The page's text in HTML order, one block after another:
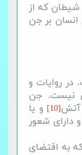
شیطان که از
انسان بر جن
در روایات و
نیست. جن
آتش[10]
و یا
داراى شعور
به اقتضاى